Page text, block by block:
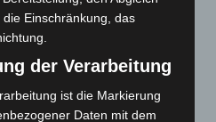
mit Hockeyschläger über
sucht Zeugen
Einschränkung, das
der Verarbeitung
ist die Markierung
Daten mit dem